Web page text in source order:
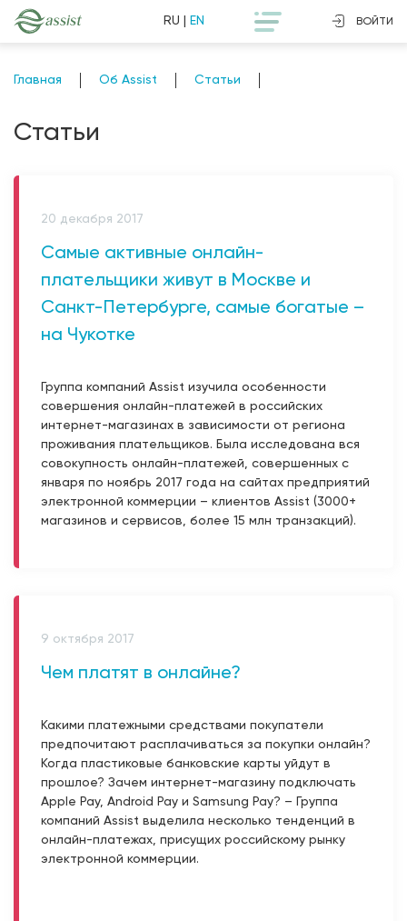
RU EN ВОЙТИ
Главная Об Assist Статьи
Статьи
20 декабря 2017
Самые активные онлайн-
плательщики живут в Москве и
Санкт-Петербурге, самые богатые –
на Чукотке
Группа компаний Assist изучила особенности
совершения онлайн-платежей в российских
интернет-магазинах в зависимости от региона
проживания плательщиков. Была исследована вся
совокупность онлайн-платежей, совершенных с
января по ноябрь 2017 года на сайтах предприятий
электронной коммерции – клиентов Assist (3000+
магазинов и сервисов, более 15 млн транзакций).
9 октября 2017
Чем платят в онлайне?
Какими платежными средствами покупатели
предпочитают расплачиваться за покупки онлайн?
Когда пластиковые банковские карты уйдут в
прошлое? Зачем интернет-магазину подключать
Apple Pay, Android Pay и Samsung Pay? – Группа
компаний Assist выделила несколько тенденций в
онлайн-платежах, присущих российскому рынку
электронной коммерции.